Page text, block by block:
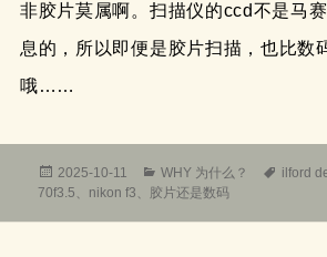
非胶片莫属啊。扫描仪的ccd不是马
息的，所以即便是胶片扫描，也比数
哦……
发
布
2025-10-11
分
类
WHY 为什么？
标
ilford
70f3.5 、 nikon f3 、 胶片还是数码